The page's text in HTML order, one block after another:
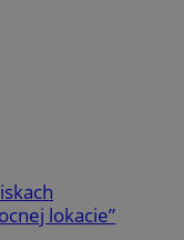
lokacie”